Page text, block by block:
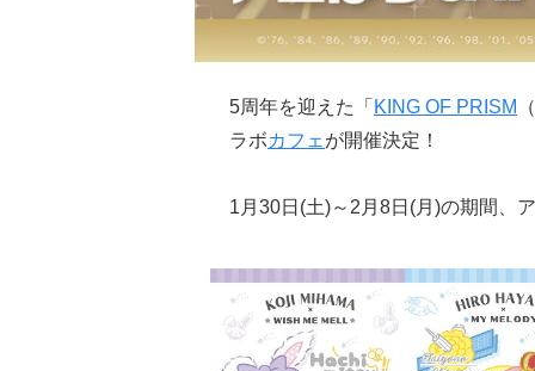
5周年を迎えた「 KING OF PRISM
ラボカフェ が開催決定！
1月30日(土)～2月8日(月)の期間、